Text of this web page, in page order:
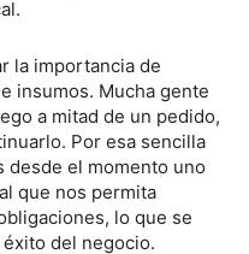
la importancia de
insumos. Mucha gente
a mitad de un pedido,
Por esa sencilla
desde el momento uno
que nos permita
lo que se
del negocio.